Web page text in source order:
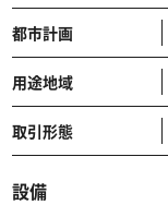
都市計画
用途地域
取引形態
設備